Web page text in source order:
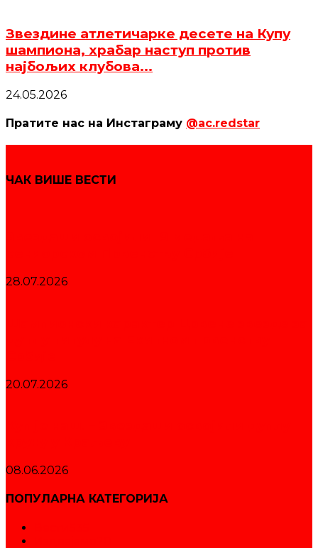
Звездине атлетичарке десете на Купу
шампиона, храбар наступ против
најбољих клубова...
24.05.2026
Пратите нас на Инстаграму @ac.redstar
ЧАК ВИШЕ ВЕСТИ
28.07.2026
20.07.2026
08.06.2026
ПОПУЛАРНА КАТЕГОРИЈА